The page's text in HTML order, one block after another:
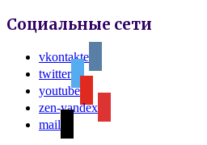
Социальные сети
vkontakte
twitter
youtube
zen-yandex
mail